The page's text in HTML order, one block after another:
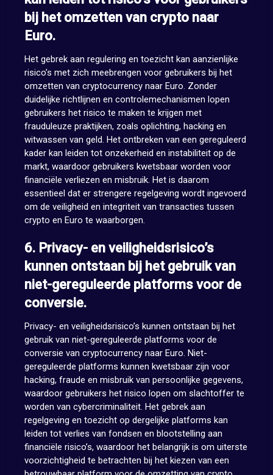
bij het omzetten van crypto naar
Euro.
Het gebrek aan regulering en toezicht kan aanzienlijke
risico’s met zich meebrengen voor gebruikers bij het
omzetten van cryptocurrency naar Euro. Zonder
duidelijke richtlijnen en controlemechanismen lopen
gebruikers het risico te maken te krijgen met
frauduleuze praktijken, zoals oplichting, hacking en
witwassen van geld. Het ontbreken van een gereguleerd
kader kan leiden tot onzekerheid en instabiliteit op de
markt, waardoor gebruikers kwetsbaar worden voor
financiële verliezen en misbruik. Het is daarom
essentieel dat er strengere regelgeving wordt ingevoerd
om de veiligheid en integriteit van transacties tussen
crypto en Euro te waarborgen.
6. Privacy- en veiligheidsrisico’s
kunnen ontstaan bij het gebruik van
niet-gereguleerde platforms voor de
conversie.
Privacy- en veiligheidsrisico’s kunnen ontstaan bij het
gebruik van niet-gereguleerde platforms voor de
conversie van cryptocurrency naar Euro. Niet-
gereguleerde platforms kunnen kwetsbaar zijn voor
hacking, fraude en misbruik van persoonlijke gegevens,
waardoor gebruikers het risico lopen om slachtoffer te
worden van cybercriminaliteit. Het gebrek aan
regelgeving en toezicht op dergelijke platforms kan
leiden tot verlies van fondsen en blootstelling aan
financiële risico’s, waardoor het belangrijk is om uiterste
voorzichtigheid te betrachten bij het kiezen van een